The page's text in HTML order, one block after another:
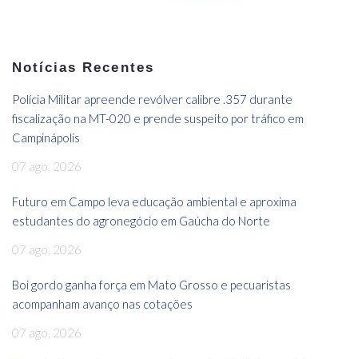
Notícias Recentes
Polícia Militar apreende revólver calibre .357 durante
fiscalização na MT-020 e prende suspeito por tráfico em
Campinápolis
07 ago, 2026
Futuro em Campo leva educação ambiental e aproxima
estudantes do agronegócio em Gaúcha do Norte
07 ago, 2026
Boi gordo ganha força em Mato Grosso e pecuaristas
acompanham avanço nas cotações
07 ago, 2026